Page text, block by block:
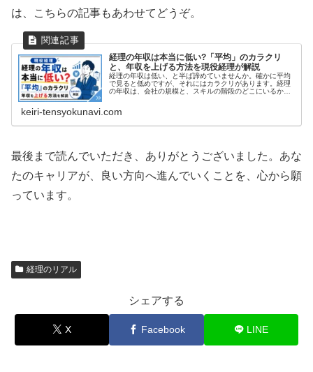
は、こちらの記事もあわせてどうぞ。
経理の年収は本当に低い?「平均」のカラクリ
と、年収を上げる方法を現役経理が解説
経理の年収は低い、と半ば諦めていませんか。確かに平均
で見ると低めですが、それにはカラクリがあります。経理
の年収は、会社の規模と、スキルの階段のどこにいるかで
法を正直に解説します。
keiri-tensyokunavi.com
最後まで読んでいただき、ありがとうございました。あな
たのキャリアが、良い方向へ進んでいくことを、心から願
っています。
経理のリアル
シェアする
X Facebook LINE